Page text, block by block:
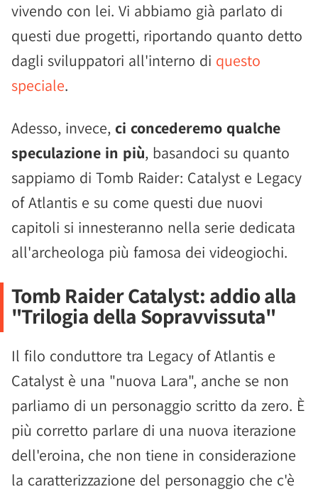
vivendo con lei. Vi abbiamo già parlato di
questi due progetti, riportando quanto detto
dagli sviluppatori all'interno di questo
speciale.
Adesso, invece, ci concederemo qualche
speculazione in più, basandoci su quanto
sappiamo di Tomb Raider: Catalyst e Legacy
of Atlantis e su come questi due nuovi
capitoli si innesteranno nella serie dedicata
all'archeologa più famosa dei videogiochi.
Tomb Raider Catalyst: addio alla
"Trilogia della Sopravvissuta"
Il filo conduttore tra Legacy of Atlantis e
Catalyst è una "nuova Lara", anche se non
parliamo di un personaggio scritto da zero. È
più corretto parlare di una nuova iterazione
dell'eroina, che non tiene in considerazione
la caratterizzazione del personaggio che c'è